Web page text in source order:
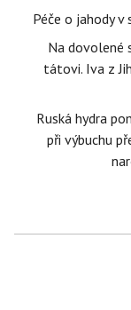
Péče o jahody v
Na dovolené
tátovi. Iva z
Ruská hydra
při výbuchu